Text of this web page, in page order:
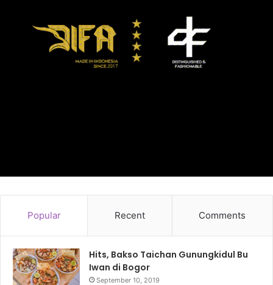
Popular Recent Comments
Hits, Bakso Taichan Gunungkidul Bu
Iwan di Bogor
September 10, 2019